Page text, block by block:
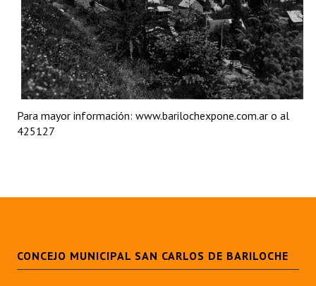
Para mayor información: www.barilochexpone.com.ar o al
425127
CONCEJO MUNICIPAL SAN CARLOS DE BARILOCHE